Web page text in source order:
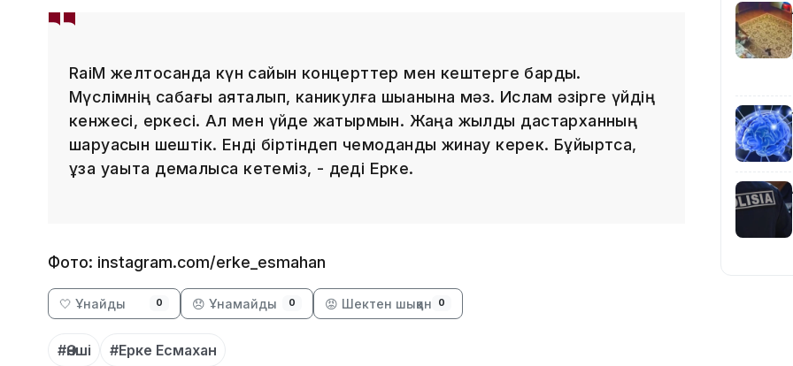
RaiM желтоқсанда күн сайын концерттер мен кештерге барды.
Мүслімнің сабағы аяқталып, каникулға шыққанына мәз. Ислам әзірге үйдің
кенжесі, еркесі. Ал мен үйде жатырмын. Жаңа жылдық дастарханның
шаруасын шештік. Енді біртіндеп чемоданды жинау керек. Бұйыртса,
ұзақ уақытқа демалысқа кетеміз, - деді Ерке.
Фото: instagram.com/erke_esmahan
🤍 Ұнайды 0 😞 Ұнамайды 0 😡 Шектен шыққан 0
#Әнші #Ерке Есмахан
10:05